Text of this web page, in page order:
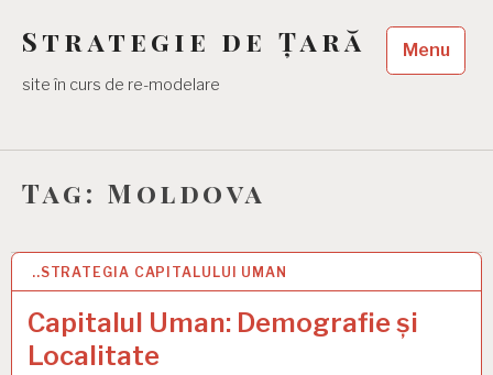
Strategie de Țară
site în curs de re-modelare
Menu
Tag: Moldova
..STRATEGIA CAPITALULUI UMAN
Capitalul Uman: Demografie și
Localitate
2 DEC 2024